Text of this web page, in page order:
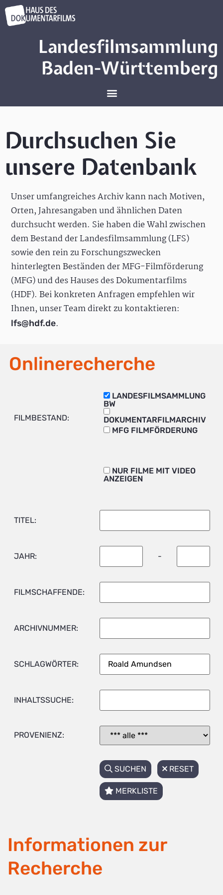
Landesfilmsammlung
Baden-Württemberg
Durchsuchen Sie
unsere Datenbank
Unser umfangreiches Archiv kann nach Motiven,
Orten, Jahresangaben und ähnlichen Daten
durchsucht werden. Sie haben die Wahl zwischen
dem Bestand der Landesfilmsammlung (LFS)
sowie den rein zu Forschungszwecken
hinterlegten Beständen der MFG-Filmförderung
(MFG) und des Hauses des Dokumentarfilms
(HDF). Bei konkreten Anfragen empfehlen wir
Ihnen, unser Team direkt zu kontaktieren:
lfs@hdf.de.
Onlinerecherche
FILMBESTAND:
LANDESFILMSAMMLUNG
BW
DOKUMENTARFILMARCHIV
MFG FILMFÖRDERUNG
NUR FILME MIT VIDEO
ANZEIGEN
TITEL:
JAHR: -
FILMSCHAFFENDE:
ARCHIVNUMMER:
SCHLAGWÖRTER:
INHALTSSUCHE:
PROVENIENZ:
SUCHEN RESET
MERKLISTE
Informationen zur
Recherche